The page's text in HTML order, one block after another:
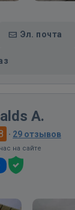
Эл. почта
A.
· 29 отзывов
на сайте